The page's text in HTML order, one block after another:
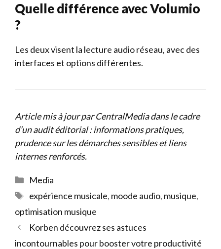
Quelle différence avec Volumio
?
Les deux visent la lecture audio réseau, avec des
interfaces et options différentes.
Article mis à jour par CentralMedia dans le cadre
d’un audit éditorial : informations pratiques,
prudence sur les démarches sensibles et liens
internes renforcés.
Catégories
Media
Étiquettes
expérience musicale, moode audio, musique,
optimisation musique
Korben découvrez ses astuces
incontournables pour booster votre productivité